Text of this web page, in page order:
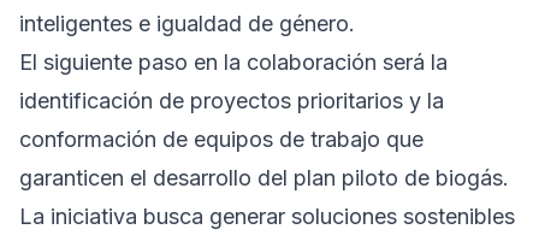
inteligentes e igualdad de género.
El siguiente paso en la colaboración será la
identificación de proyectos prioritarios y la
conformación de equipos de trabajo que
garanticen el desarrollo del plan piloto de biogás.
La iniciativa busca generar soluciones sostenibles